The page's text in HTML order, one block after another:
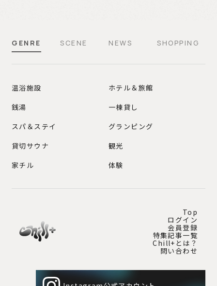
GENRE SCENE NEWS SHOPPING
GENRE
温浴施設
銭湯
スパ＆ステイ
貸切サウナ
家チル
ホテル＆旅館
一棟貸し
グランピング
観光
体験
Top
ログイン
会員登録
特集記事一覧
Chill+とは？
問い合わせ